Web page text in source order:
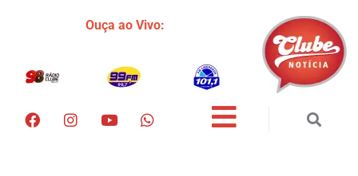
Ouça ao Vivo: